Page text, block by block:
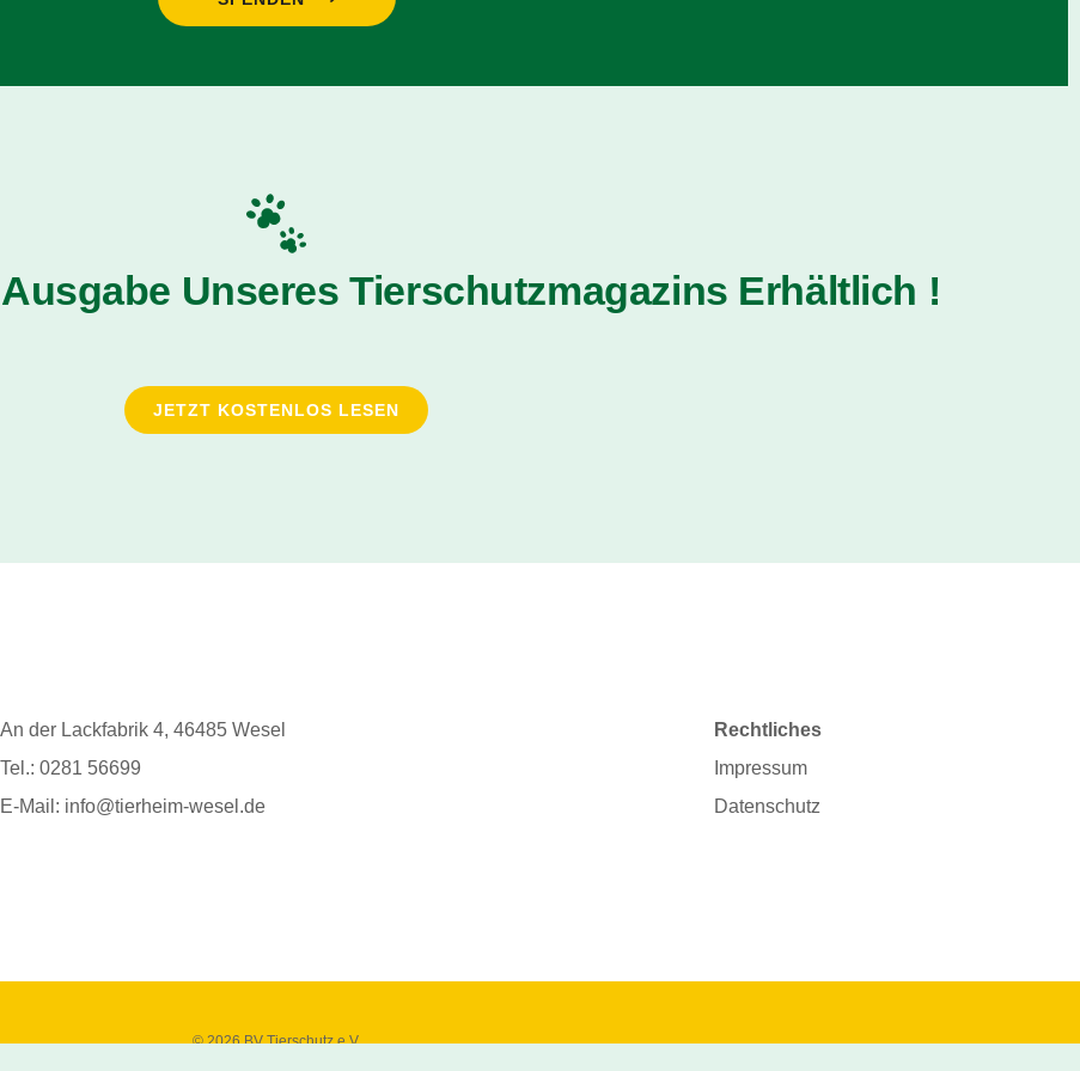
Unseres Tierschutzmagazins Erhältlich !
JETZT KOSTENLOS LESEN
An der Lackfabrik 4, 46485 Wesel
Tel.: 0281 56699
E-Mail: info@tierheim-wesel.de
Rechtliches
Impressum
Datenschutz
© 2026 BV Tierschutz e.V.